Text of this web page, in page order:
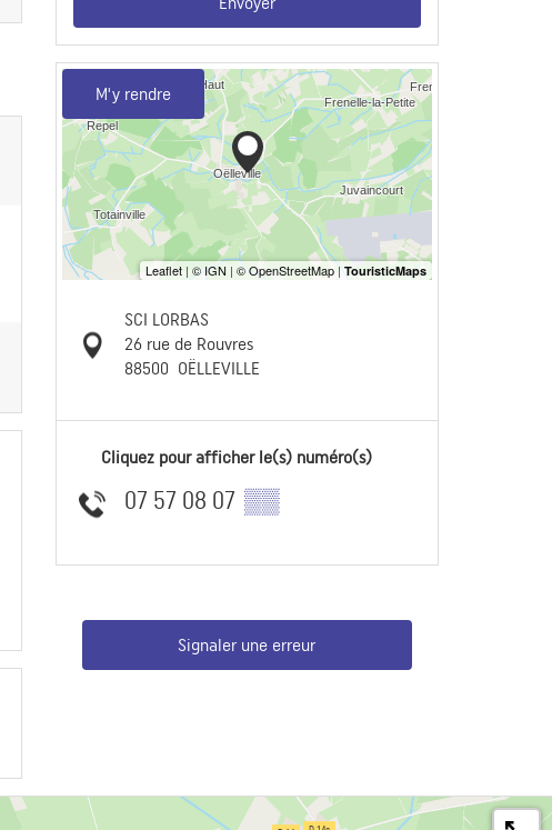
M'y rendre
SCI LORBAS
26 rue de Rouvres
88500 OËLLEVILLE
Cliquez pour afficher le(s) numéro(s)
07 57 08 07 ▒▒
Signaler une erreur